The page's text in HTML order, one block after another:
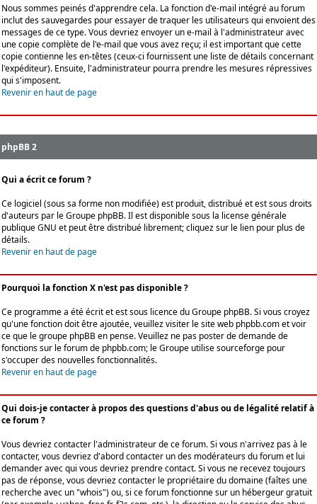
Nous sommes peinés d'apprendre cela. La fonction d'e-mail intégré au forum
inclut des sauvegardes pour essayer de traquer les utilisateurs qui envoient des
messages de ce type. Vous devriez envoyer un e-mail à l'administrateur avec
une copie complète de l'e-mail que vous avez reçu; il est important que cette
copie contienne les en-têtes (ceux-ci fournissent une liste de détails concernant
l'expéditeur). Ensuite, l'administrateur pourra prendre les mesures répressives
qui s'imposent.
Revenir en haut de page
phpBB 2
Qui a écrit ce forum ?
Ce logiciel (sous sa forme non modifiée) est produit, distribué et est sous droits
d'auteurs par leGroupe phpBB. Il est disponible sous la license générale
publique GNU et peut être distribué librement; cliquez sur le lien pour plus de
détails.
Revenir en haut de page
Pourquoi la fonction X n'est pas disponible ?
Ce programme a été écrit et est sous licence du Groupe phpBB. Si vous croyez
qu'une fonction doit être ajoutée, veuillez visiter le site web phpbb.com et voir
ce que le groupe phpBB en pense. Veuillez ne pas poster de demande de
fonctions sur le forum de phpbb.com; le Groupe utilise sourceforge pour
s'occuper des nouvelles fonctionnalités.
Revenir en haut de page
Qui dois-je contacter à propos des questions d'abus ou de légalité relatif à
ce forum ?
Vous devriez contacter l'administrateur de ce forum. Si vous n'arrivez pas à le
contacter, vous devriez d'abord contacter un des modérateurs du forum et lui
demander avec qui vous devriez prendre contact. Si vous ne recevez toujours
pas de réponse, vous devriez contacter le propriétaire du domaine (faîtes une
recherche avec un "whois") ou, si ce forum fonctionne sur un hébergeur gratuit